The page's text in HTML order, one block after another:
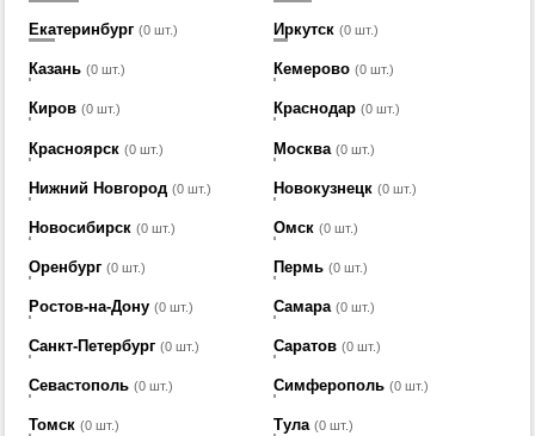
Екатеринбург (0 шт.) Иркутск (0 шт.)
Казань (0 шт.) Кемерово (0 шт.)
Киров (0 шт.) Краснодар (0 шт.)
Красноярск (0 шт.) Москва (0 шт.)
Нижний Новгород (0 шт.) Новокузнецк (0 шт.)
Новосибирск (0 шт.) Омск (0 шт.)
Оренбург (0 шт.) Пермь (0 шт.)
Ростов-на-Дону (0 шт.) Самара (0 шт.)
Санкт-Петербург (0 шт.) Саратов (0 шт.)
Севастополь (0 шт.) Симферополь (0 шт.)
Томск (0 шт.) Тула (0 шт.)